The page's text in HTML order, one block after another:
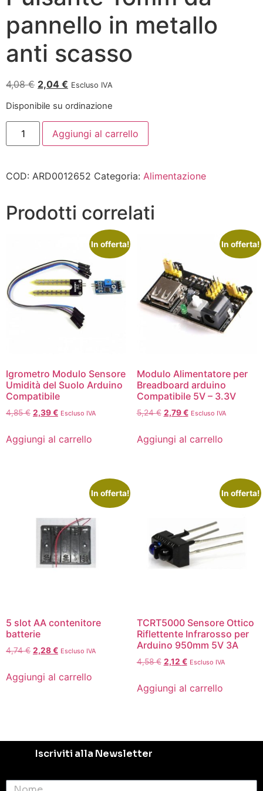
pannello in metallo
anti scasso
4,08€ 2,04 € Escluso IVA
Disponibile su ordinazione
Aggiungi al carrello
COD: ARD0012652 Categoria: Alimentazione
Prodotti correlati
In offerta!
Igrometro Modulo Sensore
Umidità del Suolo Arduino
Compatibile
4,85€ 2,39€ Escluso IVA
Aggiungi al carrello
In offerta!
Modulo Alimentatore per
Breadboard arduino
Compatibile 5V – 3.3V
5,24€ 2,79€ Escluso IVA
Aggiungi al carrello
In offerta!
5 slot AA contenitore
batterie
4,74€ 2,28€ Escluso IVA
Aggiungi al carrello
In offerta!
TCRT5000 Sensore Ottico
Riflettente Infrarosso per
Arduino 950mm 5V 3A
4,58€ 2,12 € Escluso IVA
Aggiungi al carrello
Iscriviti alla Newsletter